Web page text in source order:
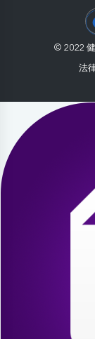
© 2022
法